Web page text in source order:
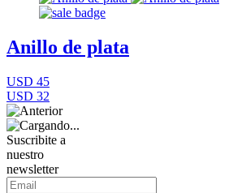
Anillo de plata
USD 45
USD 32
Suscribite a
nuestro
newsletter